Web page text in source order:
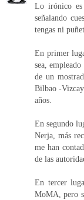
Lo irónico es
señalando
tengas ni
En primer
sea,
de un
Bilbao -
años.
En segundo
Nerja, más
me han
de las
En tercer
MoMA, pero